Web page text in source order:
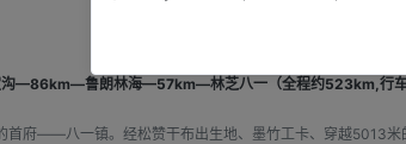
鲁朗林海—57km—林芝八一（全程约523km,行车
首府——八一镇。经松赞干布出生地、墨竹工卡、穿越5013